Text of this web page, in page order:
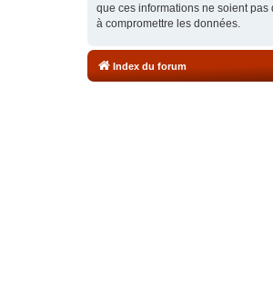
que ces informations ne soient
à compromettre les données.
Index du forum